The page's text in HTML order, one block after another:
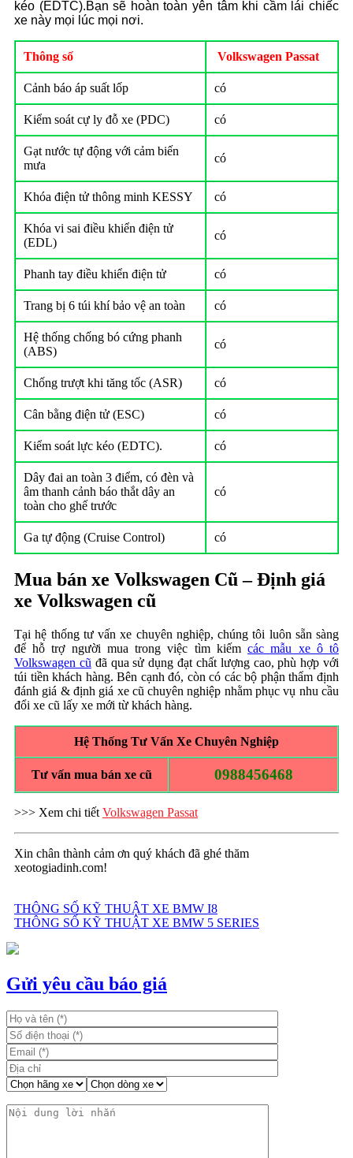
kéo (EDTC).Bạn sẽ hoàn toàn yên tâm khi cầm lái chiếc
xe này mọi lúc mọi nơi.
Thông số Volkswagen Passat
Cảnh báo áp suất lốp có
Kiểm soát cự ly đỗ xe (PDC) có
Gạt nước tự động với cảm biến
mưa
có
Khóa điện tử thông minh KESSY có
Khóa vi sai điều khiển điện tử
(EDL)
có
Phanh tay điều khiển điện tử có
Trang bị 6 túi khí bảo vệ an toàn có
Hệ thống chống bó cứng phanh
(ABS)
có
Chống trượt khi tăng tốc (ASR) có
Cân bằng điện tử (ESC) có
Kiểm soát lực kéo (EDTC). có
Dây đai an toàn 3 điểm, có đèn và
âm thanh cảnh báo thắt dây an
toàn cho ghế trước
có
Ga tự động (Cruise Control) có
Mua bán xe Volkswagen Cũ – Định giá
xe Volkswagen cũ
Tại hệ thống tư vấn xe chuyên nghiệp, chúng tôi luôn sẵn sàng
để hỗ trợ người mua trong việc tìm kiếmcác mẫu xe ô tô
Volkswagen cũ đã qua sử dụng đạt chất lượng cao, phù hợp với
túi tiền khách hàng. Bên cạnh đó, còn có các bộ phận thẩm định
đánh giá & định giá xe cũ chuyên nghiệp nhằm phục vụ nhu cầu
đổi xe cũ lấy xe mới từ khách hàng.
Hệ Thống Tư Vấn Xe Chuyên Nghiệp
Tư vấn mua bán xe cũ 0988456468
>>> Xem chi tiết Volkswagen Passat
Xin chân thành cảm ơn quý khách đã ghé thăm
xeotogiadinh.com!
Điều
hướng
viết
THÔNG SỐ KỸ THUẬT XE BMW I8
THÔNG SỐ KỸ THUẬT XE BMW 5 SERIES
Gửi yêu cầu báo giá